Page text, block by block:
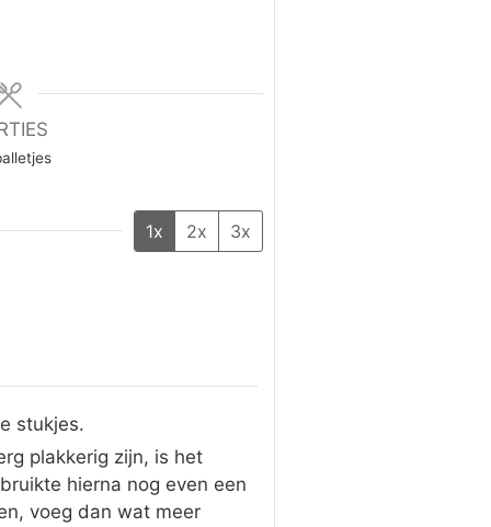
1x 2x 3x
stukjes.
plakkerig zijn, is het
hierna nog even een
voeg dan wat meer